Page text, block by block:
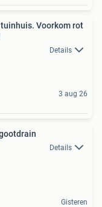
Voorkom rot
Details
3 aug 26
Details
Gisteren